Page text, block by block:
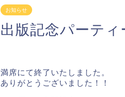
お知らせ
出版記念パーテ
満席にて終了いたしました。
ありがとうございました！！